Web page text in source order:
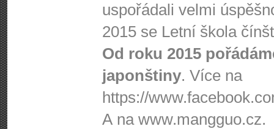
uspořádali velmi
2015 se Letní škola
Od roku 2015
japonštiny. Více na
https://
A na www.mangguo.cz.